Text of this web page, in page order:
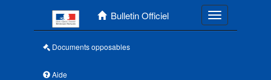
Bulletin Officiel Toggle
Documents opposables
Aide